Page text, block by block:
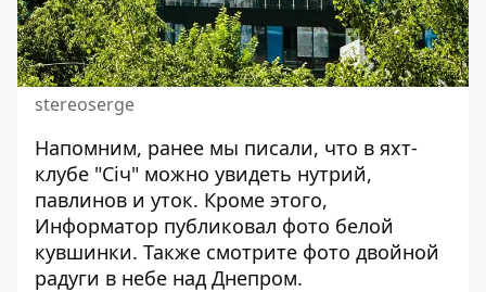
stereoserge
Напомним, ранее мы писали, что в яхт-
клубе "Січ" можно увидеть нутрий,
павлинов и уток. Кроме этого,
Информатор публиковал фото белой
кувшинки. Также смотрите фото двойной
радуги в небе над Днепром.